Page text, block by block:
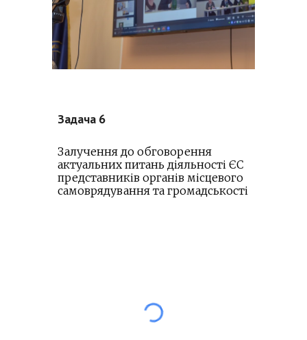
Задача 6
Залучення до обговорення
актуальних питань діяльності ЄС
представників органів місцевого
самоврядування та громадськості